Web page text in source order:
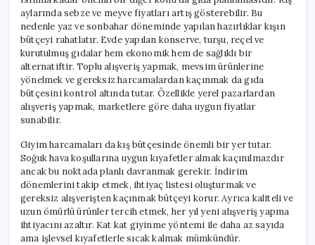
aylarında sebze ve meyve fiyatları artış gösterebilir. Bu
nedenle yaz ve sonbahar döneminde yapılan hazırlıklar kışın
bütçeyi rahatlatır. Evde yapılan konserve, turşu, reçel ve
kurutulmuş gıdalar hem ekonomik hem de sağlıklı bir
alternatiftir. Toplu alışveriş yapmak, mevsim ürünlerine
yönelmek ve gereksiz harcamalardan kaçınmak da gıda
bütçesini kontrol altında tutar. Özellikle yerel pazarlardan
alışveriş yapmak, marketlere göre daha uygun fiyatlar
sunabilir.
Giyim harcamaları da kış bütçesinde önemli bir yer tutar.
Soğuk hava koşullarına uygun kıyafetler almak kaçınılmazdır
ancak bu noktada planlı davranmak gerekir. İndirim
dönemlerini takip etmek, ihtiyaç listesi oluşturmak ve
gereksiz alışverişten kaçınmak bütçeyi korur. Ayrıca kaliteli ve
uzun ömürlü ürünler tercih etmek, her yıl yeni alışveriş yapma
ihtiyacını azaltır. Kat kat giyinme yöntemi ile daha az sayıda
ama işlevsel kıyafetlerle sıcak kalmak mümkündür.